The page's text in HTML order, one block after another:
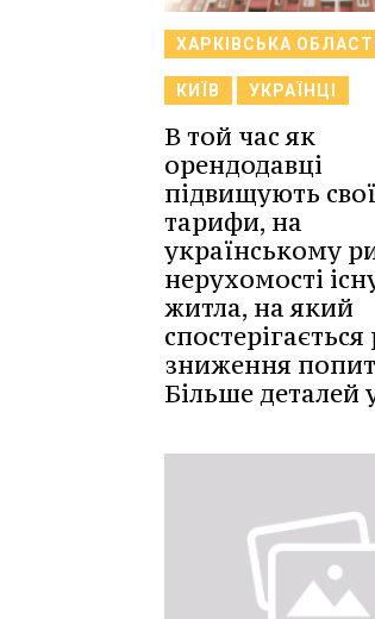
ХАРКІВСЬКА
КИЇВ УКРАЇНЦІ
В той час як
орендодавці
підвищують свої
тарифи, на
українському
нерухомості
житла, на який
спостерігається
зниження
Більше деталей